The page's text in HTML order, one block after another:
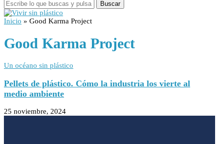
Buscar
Inicio » Good Karma Project
Good Karma Project
Un océano sin plástico
Pellets de plástico. Cómo la industria los vierte al
medio ambiente
25 noviembre, 2024